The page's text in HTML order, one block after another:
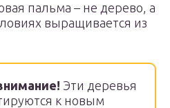
пальма – не дерево, а
выращивается из
Эти деревья
к новым